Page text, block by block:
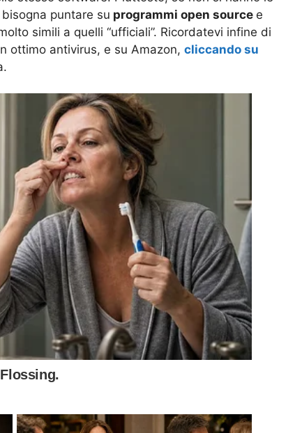
puntare su programmi open source e
simili a quelli “ufficiali”. Ricordatevi infine di
ottimo antivirus, e su Amazon, cliccando su